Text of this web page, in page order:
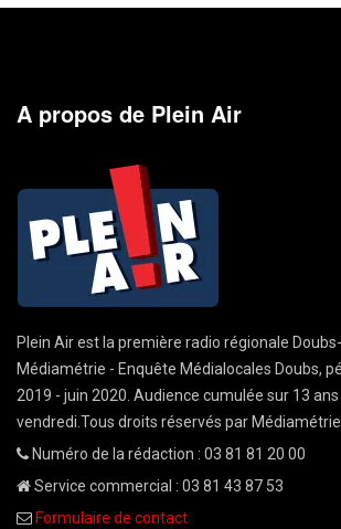
A propos de Plein Air
Plein Air est la première radio régionale
Médiamétrie - Enquête Médialocales Doubs,
2019 - juin 2020. Audience cumulée sur 13
vendredi.Tous droits réservés par Médiamétrie.
Numéro de la rédaction : 03 81 81 20 00
Service commercial : 03 81 43 87 53
Formulaire de contact